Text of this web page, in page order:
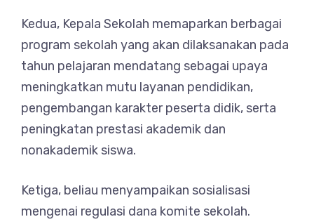
Kedua, Kepala Sekolah memaparkan berbagai
program sekolah yang akan dilaksanakan pada
tahun pelajaran mendatang sebagai upaya
meningkatkan mutu layanan pendidikan,
pengembangan karakter peserta didik, serta
peningkatan prestasi akademik dan
nonakademik siswa.
Ketiga, beliau menyampaikan sosialisasi
mengenai regulasi dana komite sekolah.